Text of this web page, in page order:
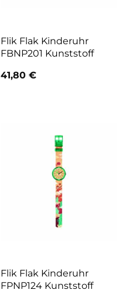
Flik Flak Kinderuhr
FBNP201 Kunststoff
41,80 €
Flik Flak Kinderuhr
FPNP124 Kunststoff